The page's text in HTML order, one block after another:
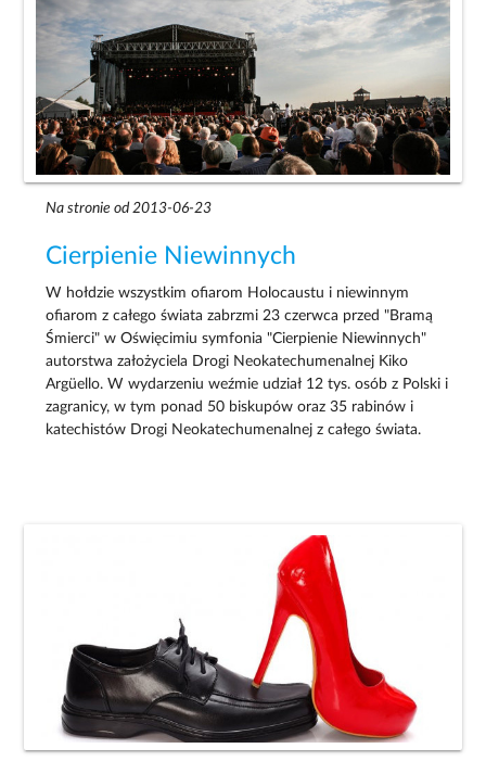
Na stronie od 2013-06-23
Cierpienie Niewinnych
W hołdzie wszystkim ofiarom Holocaustu i niewinnym
ofiarom z całego świata zabrzmi 23 czerwca przed "Bramą
Śmierci" w Oświęcimiu symfonia "Cierpienie Niewinnych"
autorstwa założyciela Drogi Neokatechumenalnej Kiko
Argüello. W wydarzeniu weźmie udział 12 tys. osób z Polski i
zagranicy, w tym ponad 50 biskupów oraz 35 rabinów i
katechistów Drogi Neokatechumenalnej z całego świata.